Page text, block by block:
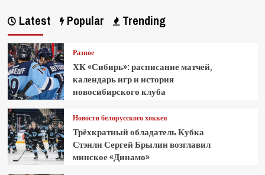
Latest Popular Trending
Разное
ХК «Сибирь»: расписание матчей,
календарь игр и история
новосибирского клуба
Новости белорусского хоккея
Трёхкратный обладатель Кубка
Стэнли Сергей Брылин возглавил
минское «Динамо»